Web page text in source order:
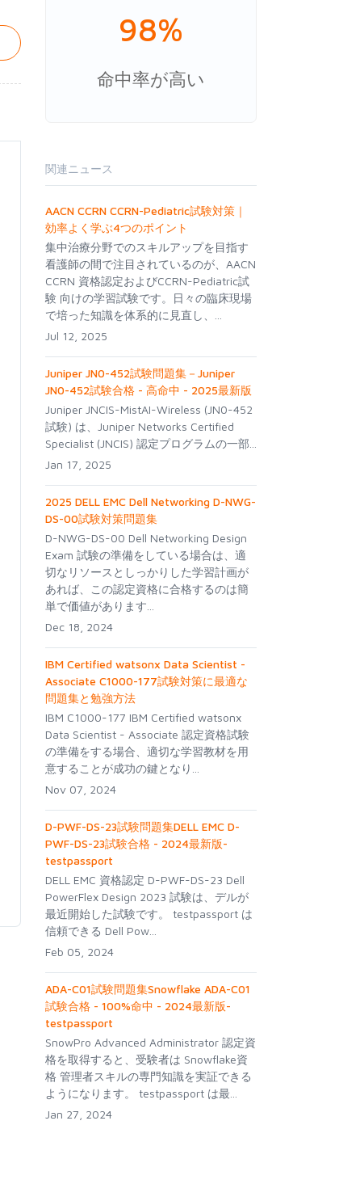
98%
命中率が高い
関連ニュース
AACN CCRN CCRN-Pediatric試験対策｜
効率よく学ぶ4つのポイント
集中治療分野でのスキルアップを目指す
看護師の間で注目されているのが、AACN
CCRN 資格認定およびCCRN-Pediatric試
験 向けの学習試験です。日々の臨床現場
で培った知識を体系的に見直し、...
Jul 12, 2025
Juniper JN0-452試験問題集－Juniper
JN0-452試験合格 - 高命中 - 2025最新版
Juniper JNCIS-MistAI-Wireless (JN0-452
試験) は、Juniper Networks Certified
Specialist (JNCIS) 認定プログラムの一部...
Jan 17, 2025
2025 DELL EMC Dell Networking D-NWG-
DS-00試験対策問題集
D-NWG-DS-00 Dell Networking Design
Exam 試験の準備をしている場合は、適
切なリソースとしっかりした学習計画が
あれば、この認定資格に合格するのは簡
単で価値があります...
Dec 18, 2024
IBM Certified watsonx Data Scientist -
Associate C1000-177試験対策に最適な
問題集と勉強方法
IBM C1000-177 IBM Certified watsonx
Data Scientist - Associate 認定資格試験
の準備をする場合、適切な学習教材を用
意することが成功の鍵となり...
Nov 07, 2024
D-PWF-DS-23試験問題集DELL EMC D-
PWF-DS-23試験合格 - 2024最新版-
testpassport
DELL EMC 資格認定 D-PWF-DS-23 Dell
PowerFlex Design 2023 試験は、デルが
最近開始した試験です。 testpassport は
信頼できる Dell Pow...
Feb 05, 2024
ADA-C01試験問題集Snowflake ADA-C01
試験合格 - 100%命中 - 2024最新版-
testpassport
SnowPro Advanced Administrator 認定資
格を取得すると、受験者は Snowflake資
格 管理者スキルの専門知識を実証できる
ようになります。 testpassport は最...
Jan 27, 2024